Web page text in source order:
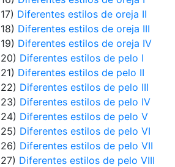
17) Diferentes estilos de oreja II
18) Diferentes estilos de oreja III
19) Diferentes estilos de oreja IV
20) Diferentes estilos de pelo I
21) Diferentes estilos de pelo II
22) Diferentes estilos de pelo III
23) Diferentes estilos de pelo IV
24) Diferentes estilos de pelo V
25) Diferentes estilos de pelo VI
26) Diferentes estilos de pelo VII
27) Diferentes estilos de pelo VIII